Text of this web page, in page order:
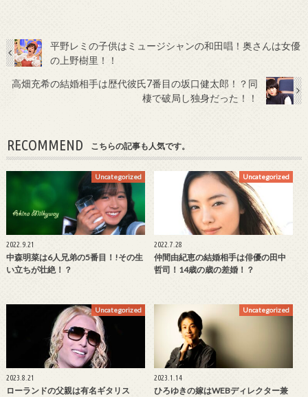
平野レミの子供はミュージシャンの和田唱！奥さんは女優
の上野樹里！！
高畑充希の結婚相手は歴代彼氏7番目の坂口健太郎！？同
棲で破局し独身だった！！
RECOMMEND こちらの記事も人気です。
Uncategorized
2022.9.21
中森明菜は6人兄弟の5番目！!その生
い立ちが壮絶！？
Uncategorized
2022.7.28
仲間由紀恵の結婚相手は俳優の田中
哲司！14歳の歳の差婚！？
Uncategorized
2023.8.21
ローランドの父親は有名ギタリス
Uncategorized
2023.1.14
ひろゆきの嫁はWEBディレクター兼